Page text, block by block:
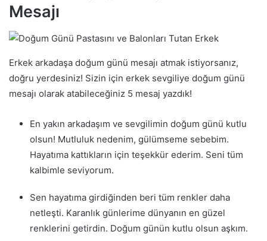
Mesajı
Erkek arkadaşa doğum günü mesajı atmak istiyorsanız,
doğru yerdesiniz! Sizin için erkek sevgiliye doğum günü
mesajı olarak atabileceğiniz 5 mesaj yazdık!
En yakın arkadaşım ve sevgilimin doğum günü kutlu
olsun! Mutluluk nedenim, gülümseme sebebim.
Hayatıma kattıkların için teşekkür ederim. Seni tüm
kalbimle seviyorum.
Sen hayatıma girdiğinden beri tüm renkler daha
netleşti. Karanlık günlerime dünyanın en güzel
renklerini getirdin. Doğum günün kutlu olsun aşkım.